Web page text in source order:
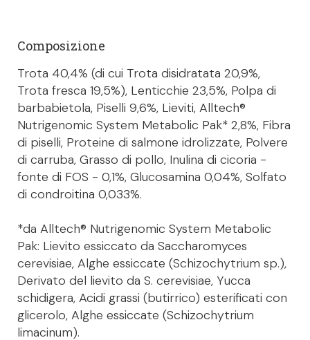
Composizione
Trota 40,4% (di cui Trota disidratata 20,9%,
Trota fresca 19,5%), Lenticchie 23,5%, Polpa di
barbabietola, Piselli 9,6%, Lieviti, Alltech®
Nutrigenomic System Metabolic Pak* 2,8%, Fibra
di piselli, Proteine di salmone idrolizzate, Polvere
di carruba, Grasso di pollo, Inulina di cicoria -
fonte di FOS - 0,1%, Glucosamina 0,04%, Solfato
di condroitina 0,033%.
*da Alltech® Nutrigenomic System Metabolic
Pak: Lievito essiccato da Saccharomyces
cerevisiae, Alghe essiccate (Schizochytrium sp.),
Derivato del lievito da S. cerevisiae, Yucca
schidigera, Acidi grassi (butirrico) esterificati con
glicerolo, Alghe essiccate (Schizochytrium
limacinum).